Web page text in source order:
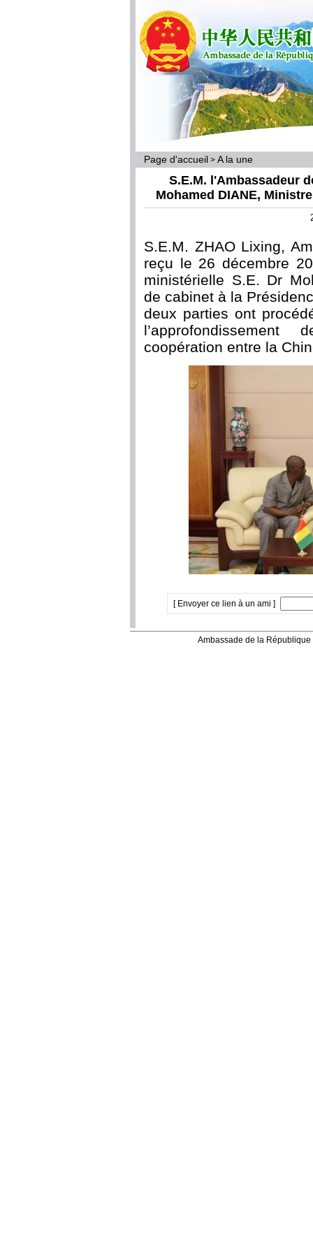
Page d'accueil > A la une
S.E.M. l'Ambassadeur
Mohamed DIANE,
S.E.M. ZHAO Lixing,
reçu le 26 décembre
ministérielle S.E. Dr
de cabinet à la
deux parties ont
coopération entre la
[ Envoyer ce lien à un ami ]
Ambassade de la